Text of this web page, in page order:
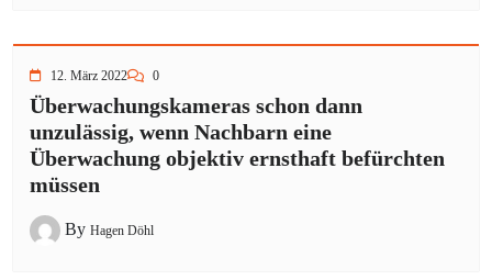
12. März 2022 0
Überwachungskameras schon dann
unzulässig, wenn Nachbarn eine
Überwachung objektiv ernsthaft befürchten
müssen
By Hagen Döhl